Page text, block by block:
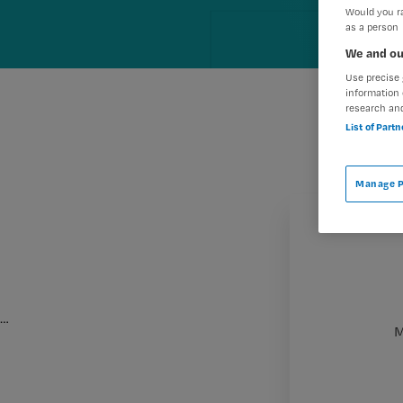
…
Would you
as a person
We and
Use
information
research
List of
Manage